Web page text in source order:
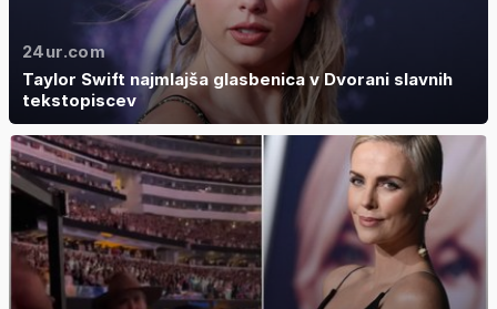
24ur.com
Taylor Swift najmlajša glasbenica v Dvorani slavnih
tekstopiscev